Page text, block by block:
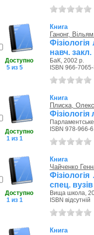
Доступно
5 из 5
Книга
Ганонг,
навч. закл.
БаК, 2002 р.
ISBN 966-
Доступно
1 из 1
Книга
Плиска,
ISBN 978-966-
Доступно
1 из 1
Книга
Чайченко
спец. вузів
Вища школа,
ISBN відсутній
Книга